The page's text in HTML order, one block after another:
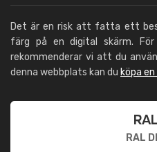
Det är en risk att fatta ett
färg på en digital skärm.
rekommenderar vi att du
denna webbplats kan du köpa
RAL